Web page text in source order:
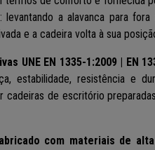
: levantando a alavanca para
e a cadeira volta à sua
UNE EN 1335-1:2009 | EN
estabilidade, resistência e
cadeiras de escritório
com materiais de